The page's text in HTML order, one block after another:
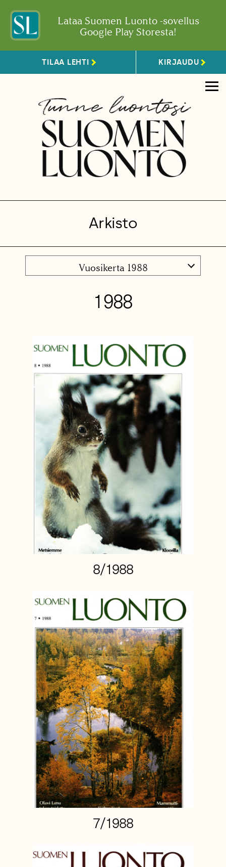
Lataa Suomen Luonto -sovellus
Google Play Storesta!
TILAA LEHTI KIRJAUDU
Arkisto
Vuosikerta 1988
1988
8/1988
7/1988